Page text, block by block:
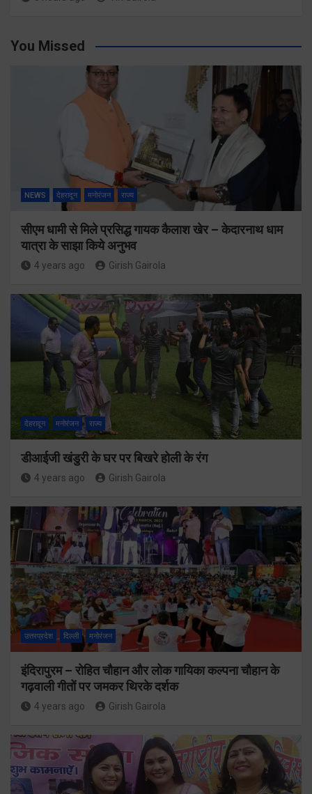
You Missed
NEWS देहरादून मनोरंजन राज्य
सीएम धामी से मिले प्रसिद्ध गायक कैलाश खेर – केदारनाथ धाम
यात्रा के साझा किये अनुभव
4 years ago Girish Gairola
देहरादून मनोरंजन राज्य
डीआईजी खंडुरी के घर पर बिखरे होली के रंग
4 years ago Girish Gairola
उत्तरप्रदेश दिल्ली मनोरंजन
इंदिरापुरम – रोहित चौहान और लोक गायिका कल्पना चौहान के
गढ़वाली गीतों पर जमकर थिरके दर्शक
4 years ago Girish Gairola